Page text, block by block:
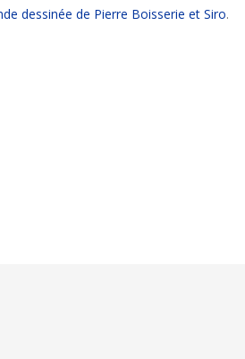
dessinée de Pierre Boisserie et Siro.